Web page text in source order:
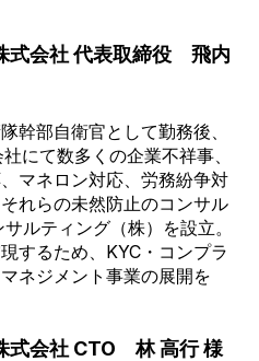
式会社 代表取締役 飛内
幹部自衛官として勤務後、
にて数多くの企業不祥事、
マネロン対応、労務紛争対
れらの未然防止のコンサル
ルティング（株）を設立。
するため、KYC・コンプラ
ネジメント事業の展開を
式会社 CTO 林 高行 様